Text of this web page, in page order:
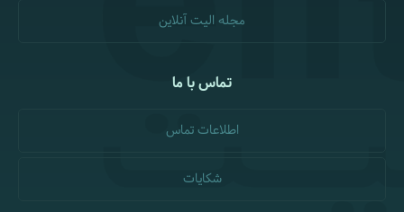
مجله الیت آنلاین
تماس با ما
اطلاعات تماس
شکایات